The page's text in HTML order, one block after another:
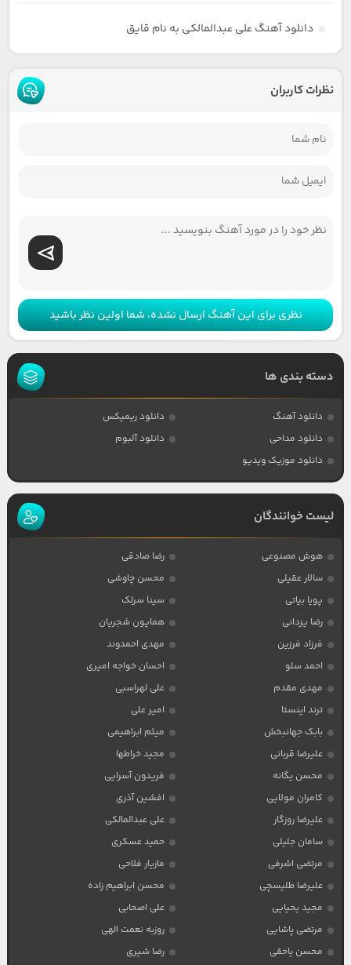
دانلود آهنگ علی عبدالمالکی به نام قایق
نظرات کاربران
نظری برای این آهنگ ارسال نشده، شما اولین نظر باشید
دسته بندی ها
دانلود آهنگ
دانلود ریمیکس
دانلود مداحی
دانلود آلبوم
دانلود موزیک ویدیو
لیست خوانندگان
هوش مصنوعی
رضا صادقی
سالار عقیلی
محسن چاوشی
پویا بیاتی
سینا سرلک
رضا یزدانی
همایون شجریان
فرزاد فرزین
مهدی احمدوند
احمد سلو
احسان خواجه امیری
مهدی مقدم
علی لهراسبی
ترند اینستا
امیر علی
بابک جهانبخش
میثم ابراهیمی
علیرضا قربانی
مجید خراطها
محسن یگانه
فریدون آسرایی
کامران مولایی
افشین آذری
علیرضا روزگار
علی عبدالمالکی
سامان جلیلی
حمید عسکری
مرتضی اشرفی
مازیار فلاحی
علیرضا طلیسچی
محسن ابراهیم زاده
مجید یحیایی
علی اصحابی
مرتضی پاشایی
روزبه نعمت الهی
محسن یاحقی
رضا شیری